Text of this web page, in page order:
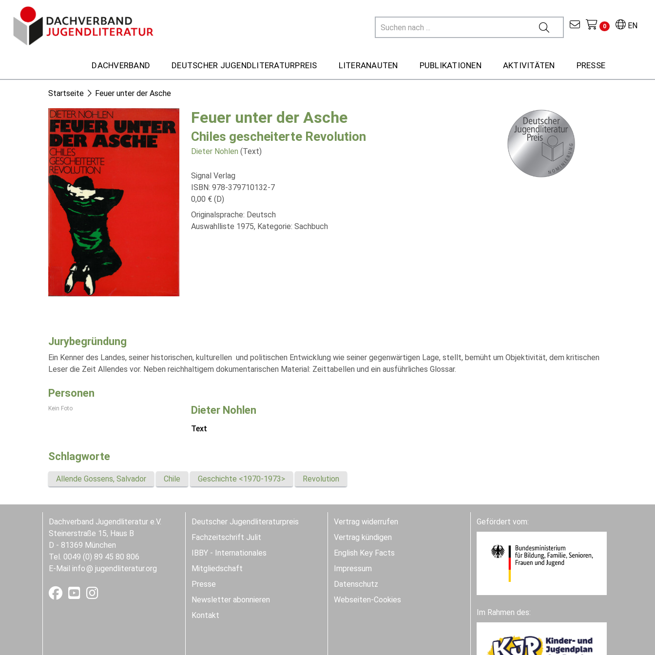
EN
0
DACHVERBAND DEUTSCHER JUGENDLITERATURPREIS LITERANAUTEN PUBLIKATIONEN AKTIVITÄTEN PRESSE
Startseite Feuer unter der Asche
Feuer unter der Asche
Chiles gescheiterte Revolution
Dieter Nohlen (Text)
Signal Verlag
ISBN: 978-379710132-7
0,00 € (D)
Originalsprache: Deutsch
Auswahlliste 1975, Kategorie: Sachbuch
Jurybegründung
Ein Kenner des Landes, seiner historischen, kulturellen und politischen Entwicklung wie seiner gegenwärtigen Lage, stellt, bemüht um Objektivität, dem kritischen
Leser die Zeit Allendes vor. Neben reichhaltigem dokumentarischen Material: Zeittabellen und ein ausführliches Glossar.
Personen
Kein Foto Dieter Nohlen
Text
Schlagworte
Allende Gossens, Salvador Chile Geschichte <1970-1973> Revolution
Dachverband Jugendliteratur e.V.
Steinerstraße 15, Haus B
D - 81369 München
Tel. 0049 (0) 89 45 80 806
E-Mail info jugendliteratur.org
Deutscher Jugendliteraturpreis
Fachzeitschrift Julit
IBBY - Internationales
Mitgliedschaft
Presse
Newsletter abonnieren
Kontakt
Vertrag widerrufen
Vertrag kündigen
English Key Facts
Impressum
Datenschutz
Webseiten-Cookies
Gefördert vom:
Im Rahmen des: